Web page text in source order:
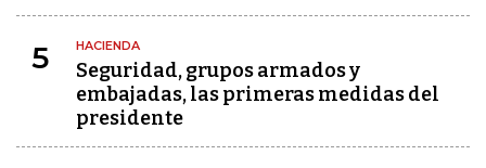
5 HACIENDA
Seguridad, grupos armados y
embajadas, las primeras medidas del
presidente